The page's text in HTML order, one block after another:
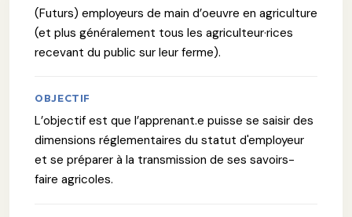
(Futurs) employeurs de main d’oeuvre en agriculture
(et plus généralement tous les agriculteur·rices
recevant du public sur leur ferme).
OBJECTIF
L’objectif est que l’apprenant.e puisse se saisir des
dimensions réglementaires du statut d'employeur
et se préparer à la transmission de ses savoirs-
faire agricoles.